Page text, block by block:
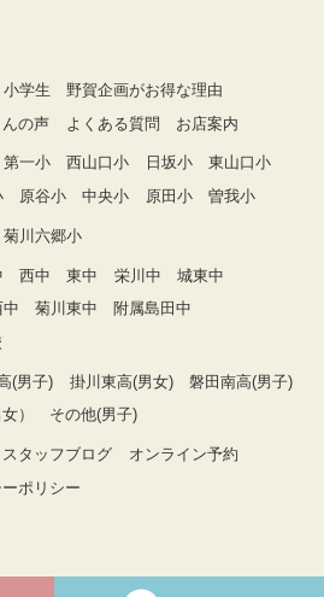
小学生
野賀企画がお得な理由
の声 よくある質問 お店案内
第一小 西山口小 日坂小
東山口小
原谷小 中央小 原田小 曽我小
菊川六郷小
西中 東中 栄川中
城東中
菊川東中
附属島田中
(男子) 掛川東高(男女)
磐田南高(男子)
）
その他(男子)
スタッフブログ
オンライン予約
ポリシー